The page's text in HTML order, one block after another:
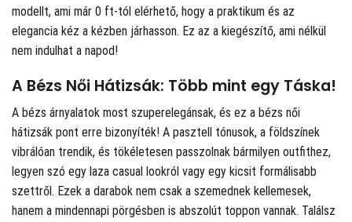
modellt, ami már 0 ft-tól elérhető, hogy a praktikum és az
elegancia kéz a kézben járhasson. Ez az a kiegészítő, ami nélkül
nem indulhat a napod!
A Bézs Női Hátizsák: Több mint egy Táska!
A bézs árnyalatok most szuperelegánsak, és ez a bézs női
hátizsák pont erre bizonyíték! A pasztell tónusok, a földszínek
vibrálóan trendik, és tökéletesen passzolnak bármilyen outfithez,
legyen szó egy laza casual lookról vagy egy kicsit formálisabb
szettről. Ezek a darabok nem csak a szemednek kellemesek,
hanem a mindennapi pörgésben is abszolút toppon vannak. Találsz